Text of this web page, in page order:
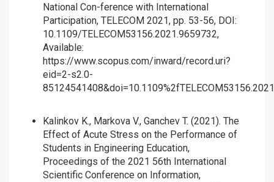
National Con-ference with International
Participation, TELECOM 2021, pp. 53-56, DOI:
10.1109/TELECOM53156.2021.9659732,
Available:
https://www.scopus.com/inward/record.uri?
eid=2-s2.0-
Kalinkov K., Markova V., Ganchev T. (2021). The
Effect of Acute Stress on the Performance of
Students in Engineering Education,
Proceedings of the 2021 56th International
Scientific Conference on Information,